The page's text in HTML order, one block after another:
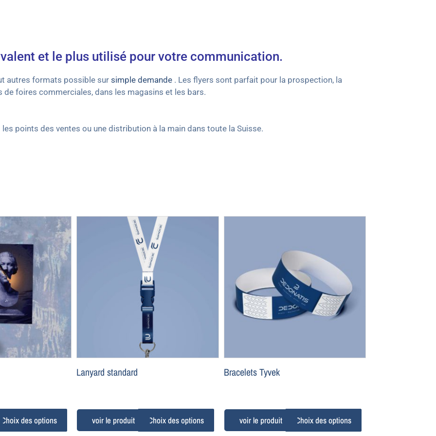
et le plus utilisé pour votre communication.
autres formats possible sur simple demande . Les flyers sont parfait pour la prospection, la
foires commerciales, dans les magasins et les bars.
points des ventes ou une distribution à la main dans toute la Suisse.
Choix des options
Lanyard standard
Choix des options
Bracelets Tyvek
Choix des options